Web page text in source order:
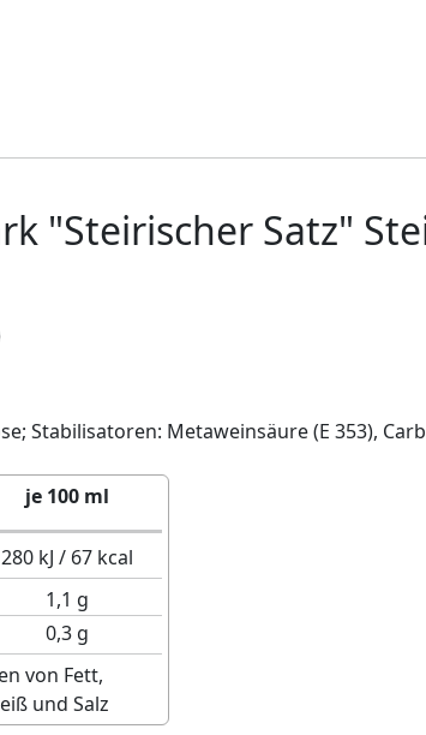
"Steirischer Satz"
Stabilisatoren: Metaweinsäure (E 353),
je 100 ml
280 kJ / 67 kcal
1,1 g
0,3 g
von Fett,
und Salz